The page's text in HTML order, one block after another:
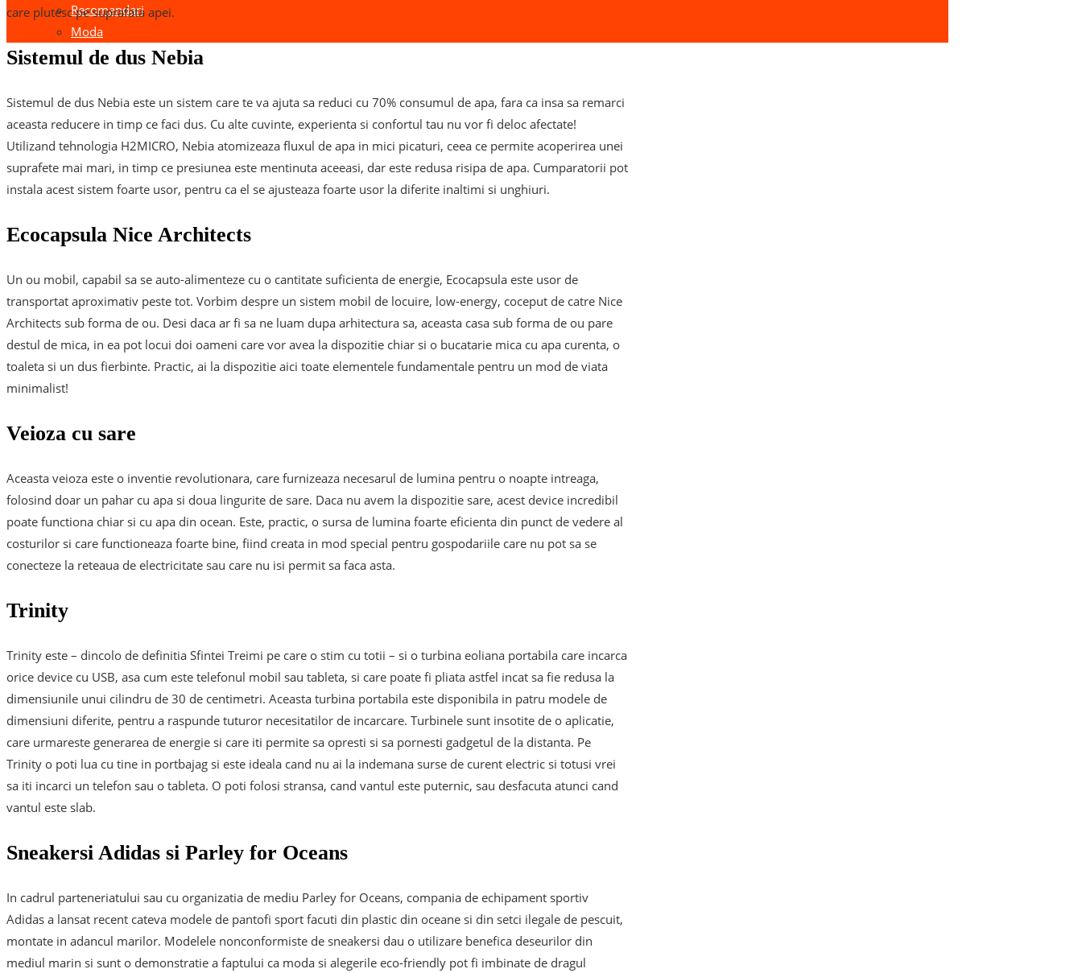
Recomandari
Moda
care plutesc pe suprafata apei.
Sistemul de dus Nebia
Sistemul de dus Nebia este un sistem care te va ajuta sa reduci cu 70% consumul de apa, fara ca insa sa remarci
aceasta reducere in timp ce faci dus. Cu alte cuvinte, experienta si confortul tau nu vor fi deloc afectate!
Utilizand tehnologia H2MICRO, Nebia atomizeaza fluxul de apa in mici picaturi, ceea ce permite acoperirea unei
suprafete mai mari, in timp ce presiunea este mentinuta aceeasi, dar este redusa risipa de apa. Cumparatorii pot
instala acest sistem foarte usor, pentru ca el se ajusteaza foarte usor la diferite inaltimi si unghiuri.
Ecocapsula Nice Architects
Un ou mobil, capabil sa se auto-alimenteze cu o cantitate suficienta de energie, Ecocapsula este usor de
transportat aproximativ peste tot. Vorbim despre un sistem mobil de locuire, low-energy, coceput de catre Nice
Architects sub forma de ou. Desi daca ar fi sa ne luam dupa arhitectura sa, aceasta casa sub forma de ou pare
destul de mica, in ea pot locui doi oameni care vor avea la dispozitie chiar si o bucatarie mica cu apa curenta, o
toaleta si un dus fierbinte. Practic, ai la dispozitie aici toate elementele fundamentale pentru un mod de viata
minimalist!
Veioza cu sare
Aceasta veioza este o inventie revolutionara, care furnizeaza necesarul de lumina pentru o noapte intreaga,
folosind doar un pahar cu apa si doua lingurite de sare. Daca nu avem la dispozitie sare, acest device incredibil
poate functiona chiar si cu apa din ocean. Este, practic, o sursa de lumina foarte eficienta din punct de vedere al
costurilor si care functioneaza foarte bine, fiind creata in mod special pentru gospodariile care nu pot sa se
conecteze la reteaua de electricitate sau care nu isi permit sa faca asta.
Trinity
Trinity este – dincolo de definitia Sfintei Treimi pe care o stim cu totii – si o turbina eoliana portabila care incarca
orice device cu USB, asa cum este telefonul mobil sau tableta, si care poate fi pliata astfel incat sa fie redusa la
dimensiunile unui cilindru de 30 de centimetri. Aceasta turbina portabila este disponibila in patru modele de
dimensiuni diferite, pentru a raspunde tuturor necesitatilor de incarcare. Turbinele sunt insotite de o aplicatie,
care urmareste generarea de energie si care iti permite sa opresti si sa pornesti gadgetul de la distanta. Pe
Trinity o poti lua cu tine in portbajag si este ideala cand nu ai la indemana surse de curent electric si totusi vrei
sa iti incarci un telefon sau o tableta. O poti folosi stransa, cand vantul este puternic, sau desfacuta atunci cand
vantul este slab.
Sneakersi Adidas si Parley for Oceans
In cadrul parteneriatului sau cu organizatia de mediu Parley for Oceans, compania de echipament sportiv
Adidas a lansat recent cateva modele de pantofi sport facuti din plastic din oceane si din setci ilegale de pescuit,
montate in adancul marilor. Modelele nonconformiste de sneakersi dau o utilizare benefica deseurilor din
mediul marin si sunt o demonstratie a faptului ca moda si alegerile eco-friendly pot fi imbinate de dragul